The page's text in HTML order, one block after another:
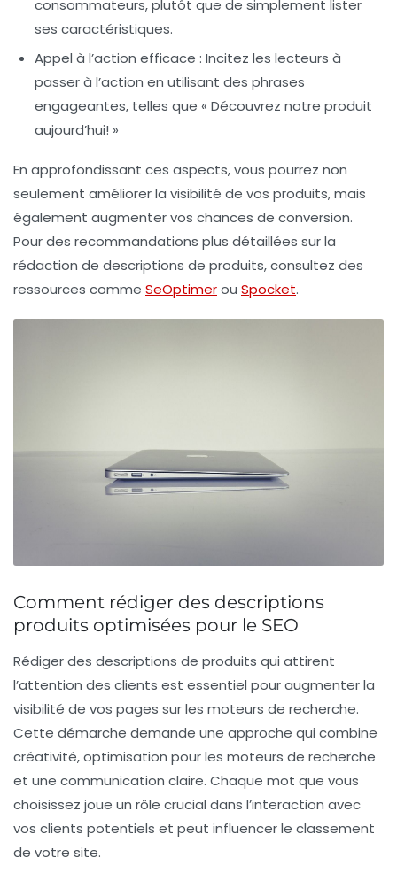
consommateurs, plutôt que de simplement lister
ses caractéristiques.
Appel à l’action efficace : Incitez les lecteurs à
passer à l’action en utilisant des phrases
engageantes, telles que « Découvrez notre produit
aujourd’hui! »
En approfondissant ces aspects, vous pourrez non
seulement améliorer la visibilité de vos produits, mais
également augmenter vos chances de conversion.
Pour des recommandations plus détaillées sur la
rédaction de descriptions de produits, consultez des
ressources comme SeOptimerou Spocket.
Comment rédiger des descriptions
produits optimisées pour le SEO
Rédiger des descriptions de produits qui attirent
l’attention des clients est essentiel pour augmenterla
visibilité de vos pages sur les moteurs de recherche.
Cette démarche demande une approche qui combine
créativité,optimisation pour les moteurs de recherche
et une communication claire. Chaque mot que vous
choisissez joue un rôle crucial dans l’interaction avec
vos clients potentiels et peut influencer le classement
de votre site.